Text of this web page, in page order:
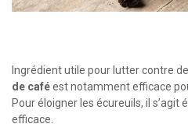
Ingrédient utile pour lutter contre
de caféest notamment efficace
Pour éloigner les écureuils, il s’agit
efficace.